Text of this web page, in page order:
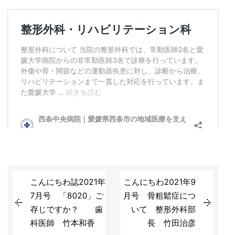
こんにちわ誌2021年
7月号 「8020」ご
存じですか？ 歯
科医師 竹本和香
こんにちわ2021年9
月号 骨粗鬆症につ
いて 整形外科部
長 竹田治彦